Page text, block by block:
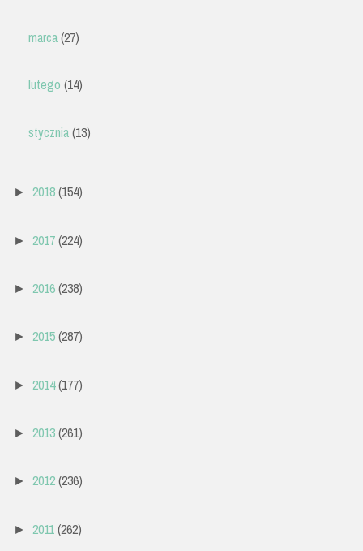
marca(27)
lutego (14)
stycznia(13)
► 2018(154)
► 2017(224)
► 2016(238)
► 2015(287)
► 2014(177)
► 2013(261)
► 2012(236)
► 2011(262)